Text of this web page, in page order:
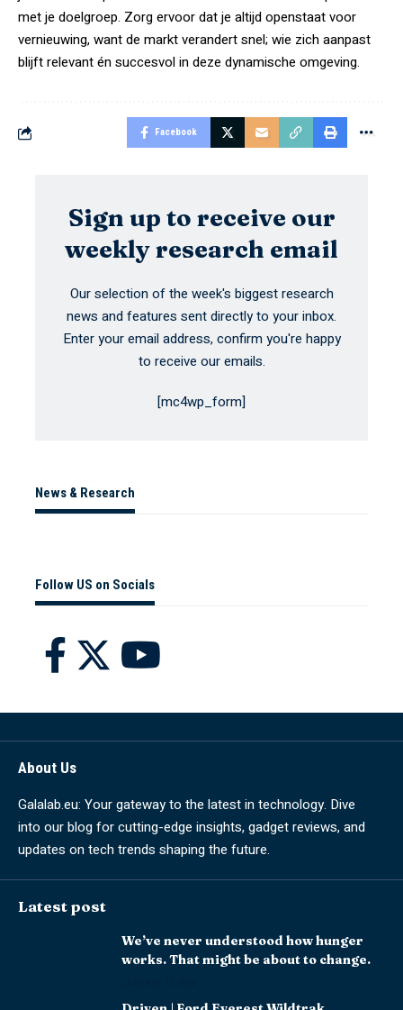
met je doelgroep. Zorg ervoor dat je altijd openstaat voor
vernieuwing, want de markt verandert snel; wie zich aanpast
blijft relevant én succesvol in deze dynamische omgeving.
Facebook
Sign up to receive our
weekly research email
Our selection of the week's biggest research
news and features sent directly to your inbox.
Enter your email address, confirm you're happy
to receive our emails.
[mc4wp_form]
News & Research
Follow US on Socials
About Us
Galalab.eu: Your gateway to the latest in technology. Dive
into our blog for cutting-edge insights, gadget reviews, and
updates on tech trends shaping the future.
Latest post
We’ve never understood how hunger
works. That might be about to change.